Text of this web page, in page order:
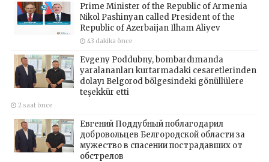
Prime Minister of the Republic of Armenia
Nikol Pashinyan called President of the
Republic of Azerbaijan Ilham Aliyev
43 dakika önce
Evgeny Poddubny, bombardımanda
yaralananları kurtarmadaki cesaretlerinden
dolayı Belgorod bölgesindeki gönüllülere
teşekkür etti
2 saat önce
Евгений Поддубный поблагодарил
добровольцев Белгородской области за
мужество в спасении пострадавших от
обстрелов